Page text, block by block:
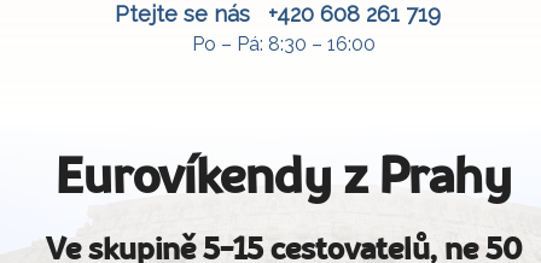
Ptejte se nás +420 608 261 719
Po – Pá: 8:30 – 16:00
Eurovíkendy z Prahy
Ve skupině 5-15 cestovatelů, ne 50